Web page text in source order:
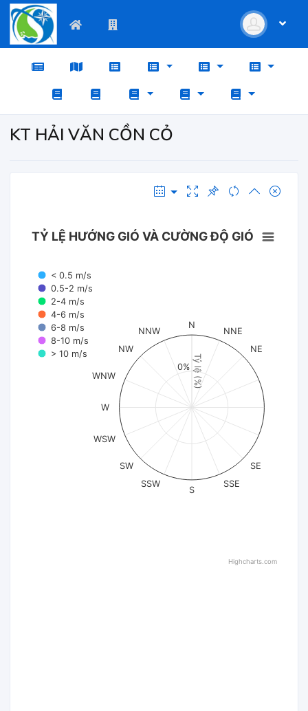
KT HẢI VĂN CỒN CỎ
Tỷ lệ (%)
TỶ LỆ HƯỚNG GIÓ VÀ CƯỜNG ĐỘ GIÓ
< 0.5 m/s
0.5-2 m/s
2-4 m/s
4-6 m/s
6-8 m/s
8-10 m/s
> 10 m/s
N
NNE
NE
SE
SSE
S
SSW
SW
WSW
W
WNW
NW
NNW
0%
Highcharts.com